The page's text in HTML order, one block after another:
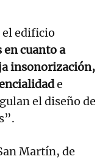
el edificio
en cuanto a
insonorización,
e
el diseño de
Martín, de